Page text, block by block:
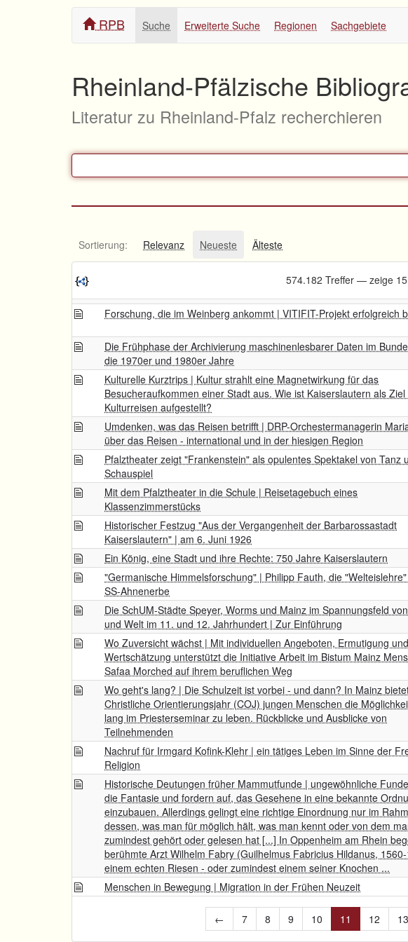
RPB Suche Erweiterte Suche Regionen Sachgebiete
Rheinland-Pfälzische
Literatur zu Rheinland-Pfalz recherchieren
Sortierung: Relevanz Neueste Älteste
574.182 Treffer — zeige
Forschung, die im Weinberg ankommt | VITIFIT-Projekt erfolgreich
Die Frühphase der Archivierung maschinenlesbarer Daten im
die 1970er und 1980er Jahre
Kulturelle Kurztrips | Kultur strahlt eine Magnetwirkung für das
Besucheraufkommen einer Stadt aus. Wie ist Kaiserslautern als Ziel
Kulturreisen aufgestellt?
Umdenken, was das Reisen betrifft | DRP-Orchestermanagerin
über das Reisen - international und in der hiesigen Region
Pfalztheater zeigt "Frankenstein" als opulentes Spektakel von Tanz
Schauspiel
Mit dem Pfalztheater in die Schule | Reisetagebuch eines
Klassenzimmerstücks
Historischer Festzug "Aus der Vergangenheit der Barbarossastadt
Kaiserslautern" | am 6. Juni 1926
Ein König, eine Stadt und ihre Rechte: 750 Jahre Kaiserslautern
"Germanische Himmelsforschung" | Philipp Fauth, die
SS-Ahnenerbe
Die SchUM-Städte Speyer, Worms und Mainz im Spannungsfeld
und Welt im 11. und 12. Jahrhundert | Zur Einführung
Wo Zuversicht wächst | Mit individuellen Angeboten, Ermutigung und
Wertschätzung unterstützt die Initiative Arbeit im Bistum Mainz
Safaa Morched auf ihrem beruflichen Weg
Wo geht's lang? | Die Schulzeit ist vorbei - und dann? In Mainz
Christliche Orientierungsjahr (COJ) jungen Menschen die
lang im Priesterseminar zu leben. Rückblicke und Ausblicke von
Teilnehmenden
Nachruf für Irmgard Kofink-Klehr | ein tätiges Leben im Sinne der
Religion
Historische Deutungen früher Mammutfunde | ungewöhnliche
die Fantasie und fordern auf, das Gesehene in eine bekannte
einzubauen. Allerdings gelingt eine richtige Einordnung nur im
dessen, was man für möglich hält, was man kennt oder von dem
zumindest gehört oder gelesen hat [...] In Oppenheim am Rhein
berühmte Arzt Wilhelm Fabry (Guilhelmus Fabricius Hildanus,
einem echten Riesen - oder zumindest einem seiner Knochen ...
Menschen in Bewegung | Migration in der Frühen Neuzeit
← 7 8 9 10 11 12 13